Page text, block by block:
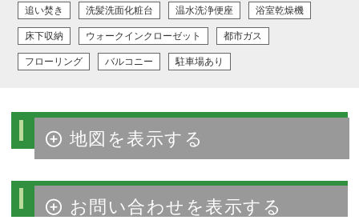
追い焚き 洗髪洗面化粧台 温水洗浄便座 浴室乾燥機
床下収納 ウォークインクローゼット 都市ガス
フローリング バルコニー 駐車場あり
物件周辺マップ
物件のお問い合わせ